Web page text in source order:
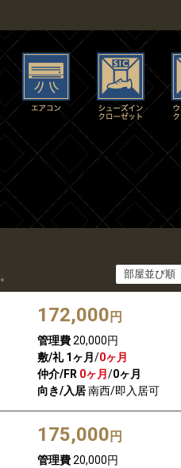
172,000 円
管理費20,000円
敷/礼 1ヶ月/0ヶ月
仲介/FR 0ヶ月/0ヶ月
向き/入居南西/即入居可
175,000 円
管理費20,000円